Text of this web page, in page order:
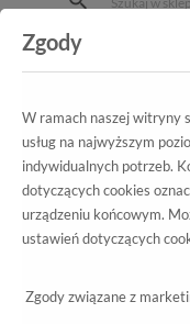
Dziecięco-Młodzieżowe
282958-
Zgody
W ramach naszej witryny
usług na najwyższym
indywidualnych potrzeb.
dotyczących cookies
urządzeniu końcowym.
ustawień dotyczących
Zgody związane z